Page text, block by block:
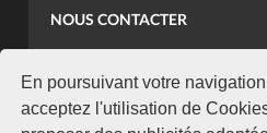
En poursuivant votre
acceptez l'utilisation de
NOUS CONTACTER
koaci@yahoo.fr
+225 07 08 85 52 93